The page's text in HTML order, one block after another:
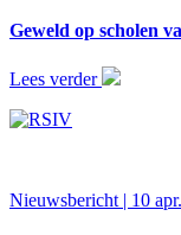
Geweld op scholen
Lees verder
Nieuwsbericht | 10